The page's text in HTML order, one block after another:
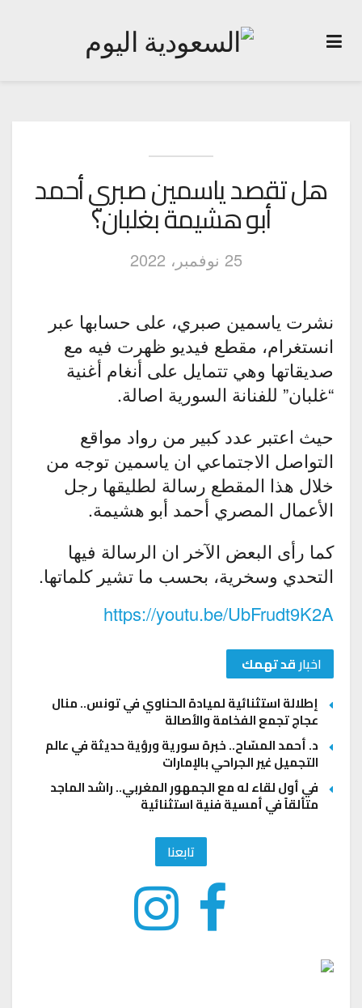
هل تقصد ياسمين صبري أحمد
أبو هشيمة بغلبان؟
25 نوفمبر، 2022
نشرت ياسمين صبري، على حسابها عبر
انستغرام، مقطع فيديو ظهرت فيه مع
صديقاتها وهي تتمايل على أنغام أغنية
“غلبان” للفنانة السورية اصالة.
حيث اعتبر عدد كبير من رواد مواقع
التواصل الاجتماعي ان ياسمين توجه من
خلال هذا المقطع رسالة لطليقها رجل
الأعمال المصري أحمد أبو هشيمة.
كما رأى البعض الآخر ان الرسالة فيها
التحدي وسخرية، بحسب ما تشير كلماتها.
https://youtu.be/UbFrudt9K2A
اخبارقد تهمك
إطلالة استثنائية لميادة الحناوي في تونس.. منال
عجاج تجمع الفخامة والأصالة
د. أحمد المسّاح.. خبرة سورية ورؤية حديثة في عالم
التجميل غير الجراحي بالإمارات
في أول لقاء له مع الجمهور المغربي.. راشد الماجد
متألقاً في أمسية فنية استثنائية
تابعنا